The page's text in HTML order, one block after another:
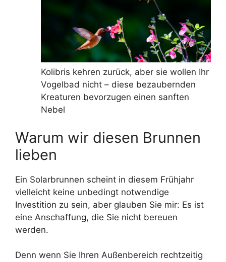
Kolibris kehren zurück, aber sie wollen Ihr
Vogelbad nicht – diese bezaubernden
Kreaturen bevorzugen einen sanften
Nebel
Warum wir diesen Brunnen
lieben
Ein Solarbrunnen scheint in diesem Frühjahr
vielleicht keine unbedingt notwendige
Investition zu sein, aber glauben Sie mir: Es ist
eine Anschaffung, die Sie nicht bereuen
werden.
Denn wenn Sie Ihren Außenbereich rechtzeitig